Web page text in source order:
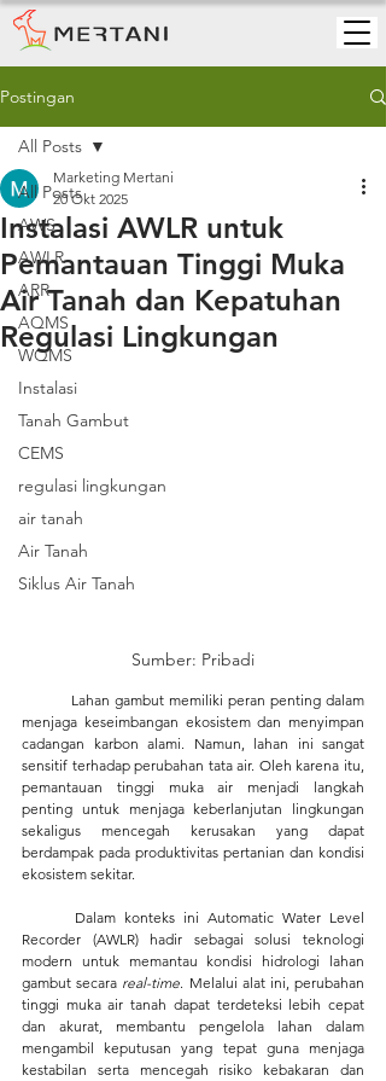
Postingan
All Posts
AWS
AWLR
ARR
AQMS
WQMS
Instalasi
Tanah Gambut
CEMS
regulasi lingkungan
air tanah
Air Tanah
Siklus Air Tanah
All Posts
Instalasi AWLR untuk
Pemantauan Tinggi Muka
Air Tanah dan Kepatuhan
Regulasi Lingkungan
Marketing Mertani
20 Okt 2025
Sumber: Pribadi
menjaga keseimbangan ekosistem dan menyimpan
cadangan karbon alami. Namun, lahan ini sangat
sensitif terhadap perubahan tata air. Oleh karena itu,
pemantauan tinggi muka air menjadi langkah
penting untuk menjaga keberlanjutan lingkungan
sekaligus mencegah kerusakan yang dapat
berdampak pada produktivitas pertanian dan kondisi
ekosistem sekitar.
Recorder (AWLR) hadir sebagai solusi teknologi
modern untuk memantau kondisi hidrologi lahan
gambut secara real-time. Melalui alat ini, perubahan
tinggi muka air tanah dapat terdeteksi lebih cepat
dan akurat, membantu pengelola lahan dalam
mengambil keputusan yang tepat guna menjaga
kestabilan serta mencegah risiko kebakaran dan